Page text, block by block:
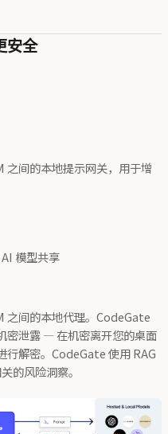
安全
间的本地提示网关，用于增
模型共享
之间的本地代理。CodeGate
密泄露 — 在机密离开您的桌面
行解密。CodeGate 使用 RAG
的风险洞察。